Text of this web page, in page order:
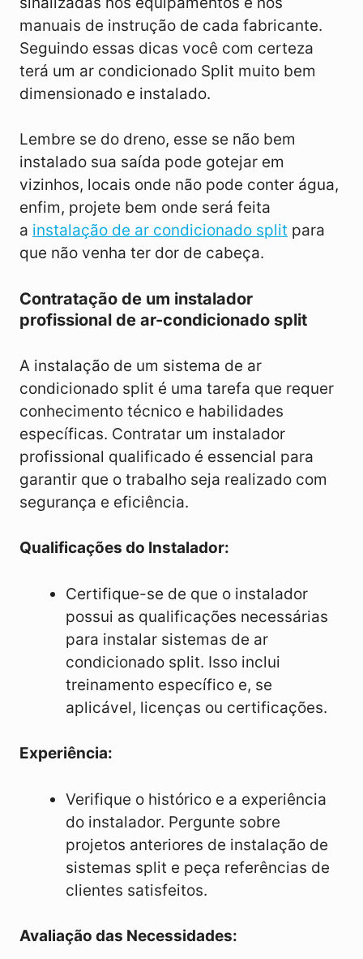
manuais de instrução de cada fabricante.
Seguindo essas dicas você com certeza
terá um ar condicionado Split muito bem
dimensionado e instalado.
Lembre se do dreno, esse se não bem
instalado sua saída pode gotejar em
vizinhos, locais onde não pode conter água,
enfim, projete bem onde será feita
a instalação de ar condicionado split para
que não venha ter dor de cabeça.
Contratação de um instalador
profissional de ar-condicionado split
A instalação de um sistema de ar
condicionado split é uma tarefa que requer
conhecimento técnico e habilidades
específicas. Contratar um instalador
profissional qualificado é essencial para
garantir que o trabalho seja realizado com
segurança e eficiência.
Qualificações do Instalador:
Certifique-se de que o instalador
possui as qualificações necessárias
para instalar sistemas de ar
condicionado split. Isso inclui
treinamento específico e, se
aplicável, licenças ou certificações.
Experiência:
Verifique o histórico e a experiência
do instalador. Pergunte sobre
projetos anteriores de instalação de
sistemas split e peça referências de
clientes satisfeitos.
Avaliação das Necessidades: